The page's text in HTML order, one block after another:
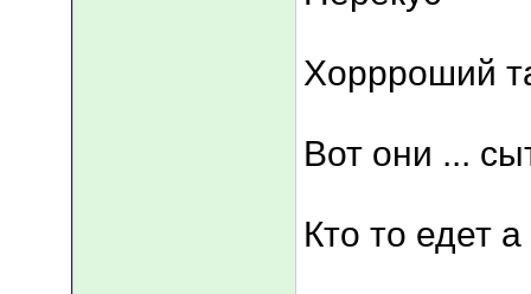
Хоррроший
Вот они ...
Кто то едет а